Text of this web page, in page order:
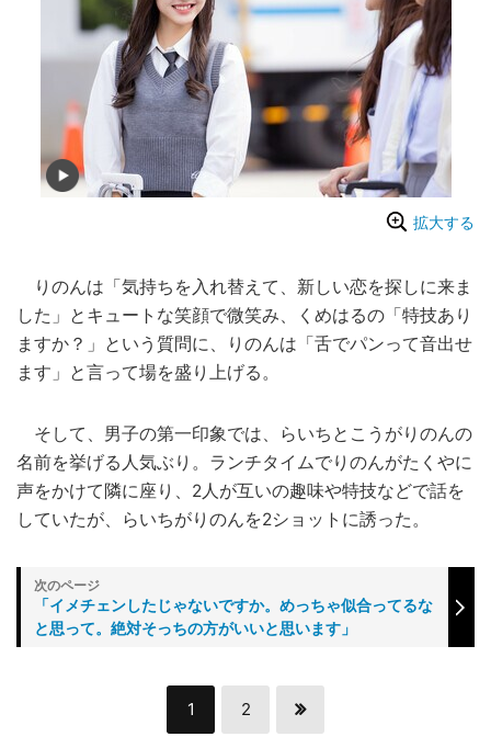
拡大する
りのんは「気持ちを入れ替えて、新しい恋を探しに来ま
した」とキュートな笑顔で微笑み、くめはるの「特技あり
ますか？」という質問に、りのんは「舌でパンって音出せ
ます」と言って場を盛り上げる。
そして、男子の第一印象では、らいちとこうがりのんの
名前を挙げる人気ぶり。ランチタイムでりのんがたくやに
声をかけて隣に座り、2人が互いの趣味や特技などで話を
していたが、らいちがりのんを2ショットに誘った。
「イメチェンしたじゃないですか。めっちゃ似合ってるな
と思って。絶対そっちの方がいいと思います」
1 2